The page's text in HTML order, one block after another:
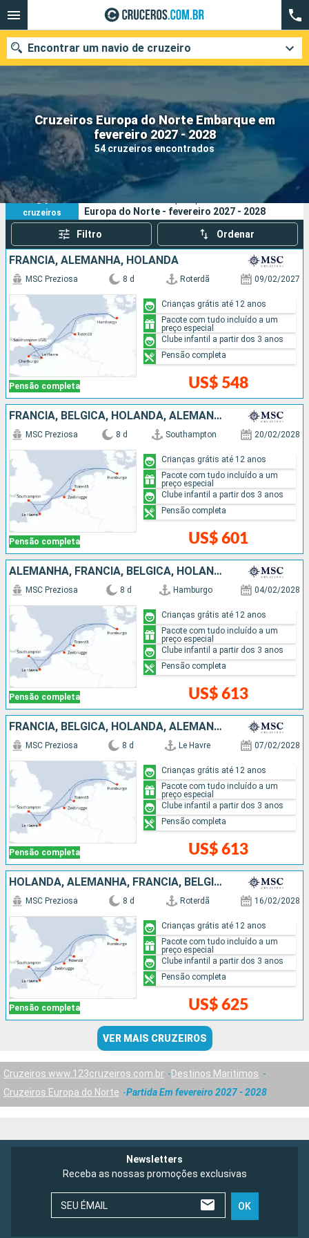
Cruzeiros Europa do Norte Embarque em
fevereiro 2027 - 2028
54 cruzeiros encontrados
Encontrar um navio de cruzeiro
Quando ir?
Data de partida
Cidades
Pesquisar
54
cruzeiros
Os seus critérios de pesquisa:
Europa do Norte - fevereiro 2027 - 2028
Filtro Ordenar
FRANCIA, ALEMANHA, HOLANDA
Pensão completa
MSC Preziosa 8 d Roterdã 09/02/2027
US$ 548
Crianças grátis até 12 anos
Pacote com tudo incluído a um
preço especial
Clube infantil a partir dos 3 anos
Pensão completa
FRANCIA, BÉLGICA, HOLANDA, ALEMANHA
Pensão completa
MSC Preziosa 8 d Southampton 20/02/2028
US$ 601
Crianças grátis até 12 anos
Pacote com tudo incluído a um
preço especial
Clube infantil a partir dos 3 anos
Pensão completa
ALEMANHA, FRANCIA, BÉLGICA, HOLANDA
Pensão completa
MSC Preziosa 8 d Hamburgo 04/02/2028
US$ 613
Crianças grátis até 12 anos
Pacote com tudo incluído a um
preço especial
Clube infantil a partir dos 3 anos
Pensão completa
FRANCIA, BÉLGICA, HOLANDA, ALEMANHA
Pensão completa
MSC Preziosa 8 d Le Havre 07/02/2028
US$ 613
Crianças grátis até 12 anos
Pacote com tudo incluído a um
preço especial
Clube infantil a partir dos 3 anos
Pensão completa
HOLANDA, ALEMANHA, FRANCIA, BÉLGICA
Pensão completa
MSC Preziosa 8 d Roterdã 16/02/2028
US$ 625
Crianças grátis até 12 anos
Pacote com tudo incluído a um
preço especial
Clube infantil a partir dos 3 anos
Pensão completa
VER MAIS CRUZEIROS
Cruzeiros www.123cruzeiros.com.br
Destinos Maritimos
Cruzeiros Europa do Norte
Partida Em fevereiro 2027 - 2028
Newsletters
Receba as nossas promoções exclusivas
SEU ÉMAIL OK